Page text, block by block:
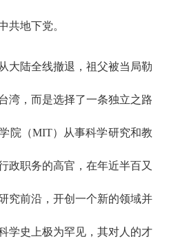
共地下党。
大陆全线撤退，祖父被当局勒
湾，而是选择了一条独立之路
（MIT）从事科学研究和教
政职务的高官，在年近半百又
究前沿，开创一个新的领域并
学史上极为罕见，其对人的才